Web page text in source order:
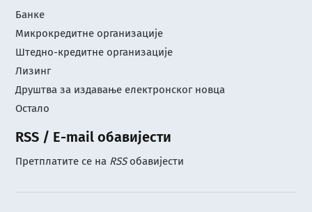
Банке
Микрокредитне организације
Штедно-кредитне организације
Лизинг
Друштва за издавање електронског новца
Остало
RSS / E-mail обавијести
Претплатите се на RSSобавијести